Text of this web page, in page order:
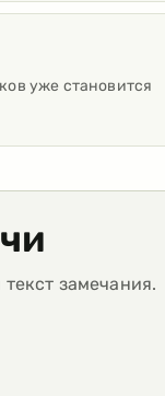
уже становится
замечания.